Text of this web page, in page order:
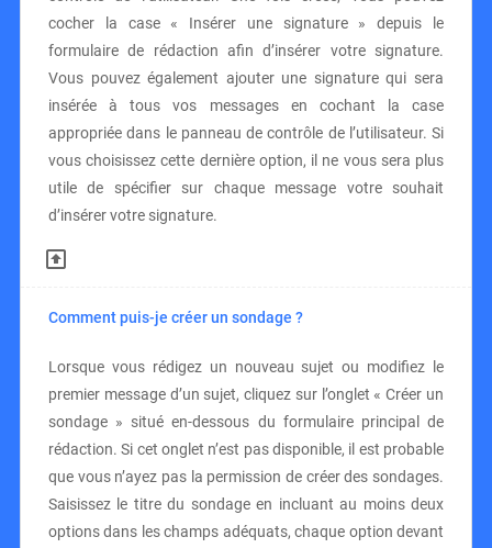
cocher la case « Insérer une signature » depuis le
formulaire de rédaction afin d’insérer votre signature.
Vous pouvez également ajouter une signature qui sera
insérée à tous vos messages en cochant la case
appropriée dans le panneau de contrôle de l’utilisateur. Si
vous choisissez cette dernière option, il ne vous sera plus
utile de spécifier sur chaque message votre souhait
d’insérer votre signature.
Comment puis-je créer un sondage ?
Lorsque vous rédigez un nouveau sujet ou modifiez le
premier message d’un sujet, cliquez sur l’onglet « Créer un
sondage » situé en-dessous du formulaire principal de
rédaction. Si cet onglet n’est pas disponible, il est probable
que vous n’ayez pas la permission de créer des sondages.
Saisissez le titre du sondage en incluant au moins deux
options dans les champs adéquats, chaque option devant